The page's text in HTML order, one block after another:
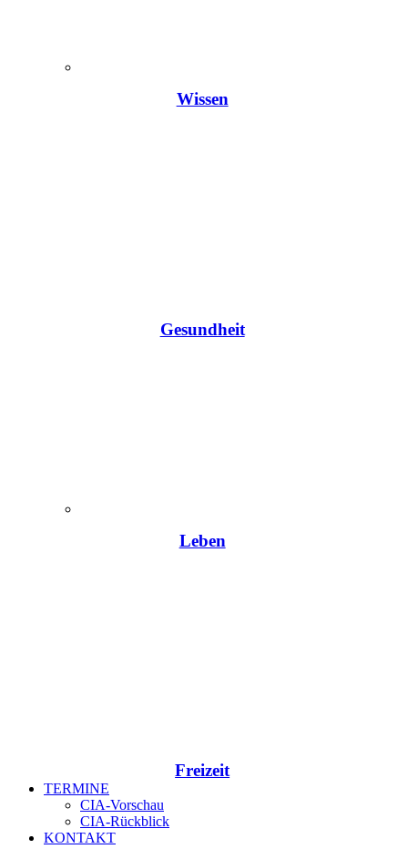
Wissen
Gesundheit
Leben
Freizeit
TERMINE
CIA-Vorschau
CIA-Rückblick
KONTAKT